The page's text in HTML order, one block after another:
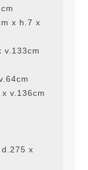
x h.7 x
v.136cm
x